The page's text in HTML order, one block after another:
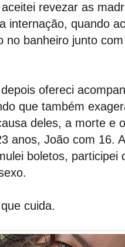
revezar as
internação, quando
no banheiro junto
ofereci
que também
deles, a morte e
anos, João com 16.
boletos, participei
cuida.